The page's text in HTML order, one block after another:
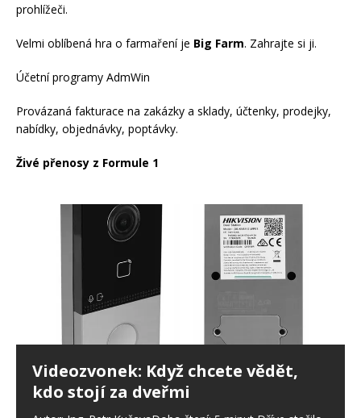
prohlížeči.
Velmi oblíbená hra o farmaření je Big Farm. Zahrajte si ji.
Účetní programy AdmWin
Provázaná fakturace na zakázky a sklady, účtenky, prodejky,
nabídky, objednávky, poptávky.
Živé přenosy z Formule 1
Videozvonek: Když chcete vědět,
kdo stojí za dveřmi